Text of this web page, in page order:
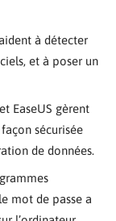
à détecter
et à poser un
EaseUS gèrent
sécurisée
de données.
mot de passe a